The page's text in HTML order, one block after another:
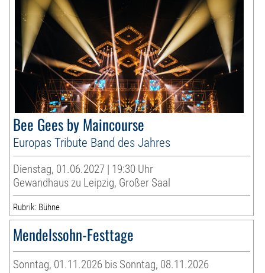
Bee Gees by Maincourse
Europas Tribute Band des Jahres
Dienstag, 01.06.2027 | 19:30 Uhr
Gewandhaus zu Leipzig, Großer Saal
Rubrik: Bühne
Mendelssohn-Festtage
Sonntag, 01.11.2026 bis Sonntag, 08.11.2026